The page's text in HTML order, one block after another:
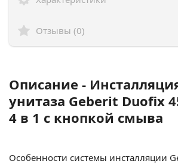
Отзывы (0)
Описание -
унитаза Geberit Duofix
4 в 1 с кнопкой смыва
Особенности системы инсталляции